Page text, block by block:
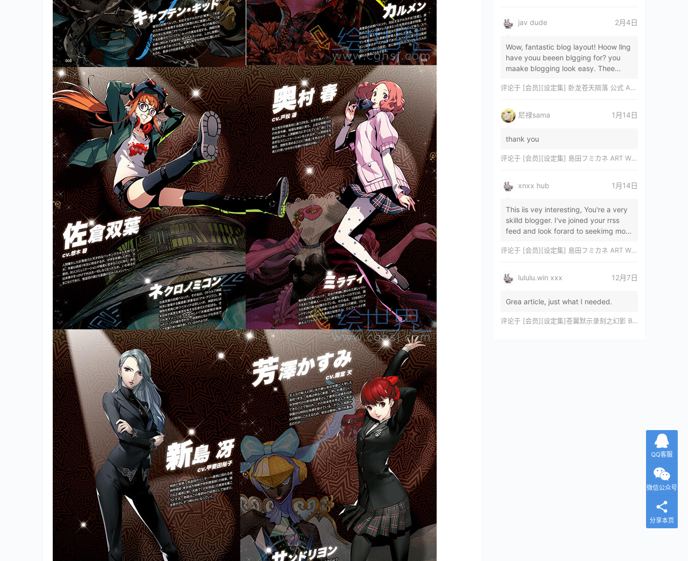
jav dude 2月4日
Wow, fantastic blog layout! Hoow llng
have youu beeen blgging for? you
maake blogging look easy. Thee
magnificent, let…
评论于 [会员][设定集] 卧龙苍天陨落 公式 ARTWORKS[DL]
尼禄sama 1月14日
thank you
评论于 [会员][设定集] 島田フミカネ ART WORKS EXTRA Luminous Witches[DL]
xnxx hub 1月14日
This iis vey interesting, You're a very
skilld blogger. I've joined your rrss
feed and look forard to seekimg mor
评论于 [会员][设定集] 島田フミカネ ART WORKS EXTRA Luminous Witches[DL]
lululu.win xxx 12月7日
Grea article, just what I needed.
评论于 [会员][设定集]苍翼默示录刻之幻影 BLAZBLUE CHRONOPHANTASMA 公式設定資料集II
QQ客服
微信公众号
分享本页